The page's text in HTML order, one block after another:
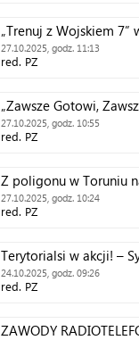
„Trenuj z Wojskiem 7”
27.10.2025, godz. 11:13
red. PZ
„Zawsze Gotowi,
przysięga żołnierzy 20
27.10.2025, godz. 10:55
red. PZ
Z poligonu w Toruniu
27.10.2025, godz. 10:24
red. PZ
Terytorialsi w akcji! –
24.10.2025, godz. 09:26
red. PZ
ZAWODY